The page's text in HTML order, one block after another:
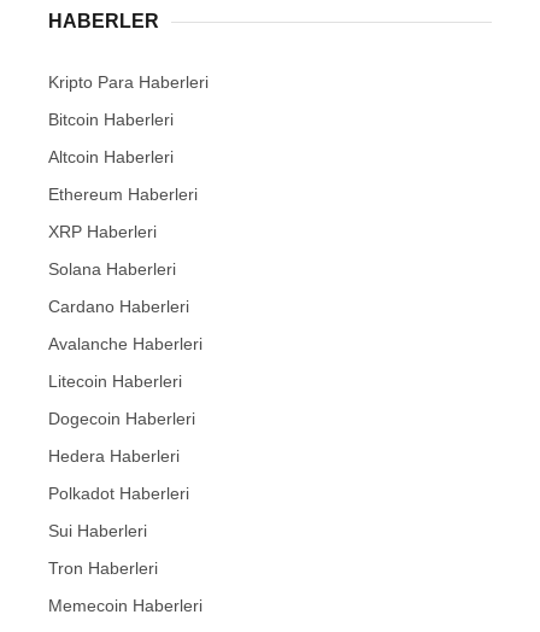
HABERLER
Kripto Para Haberleri
Bitcoin Haberleri
Altcoin Haberleri
Ethereum Haberleri
XRP Haberleri
Solana Haberleri
Cardano Haberleri
Avalanche Haberleri
Litecoin Haberleri
Dogecoin Haberleri
Hedera Haberleri
Polkadot Haberleri
Sui Haberleri
Tron Haberleri
Memecoin Haberleri